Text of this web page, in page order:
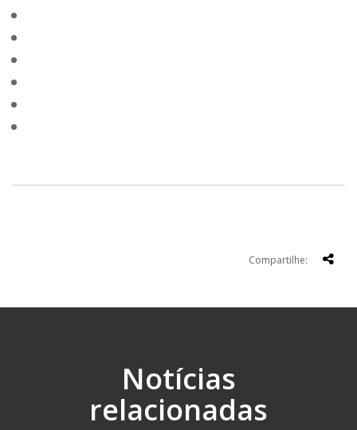
Compartilhe:
Notícias
relacionadas